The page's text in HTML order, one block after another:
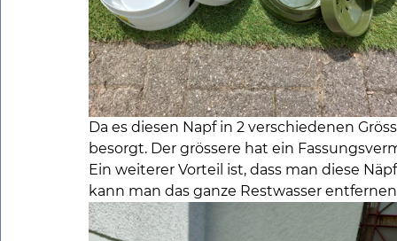
Da es diesen Napf in 2 verschiedenen
besorgt. Der grössere hat ein
Ein weiterer Vorteil ist, dass man diese
kann man das ganze Restwasser